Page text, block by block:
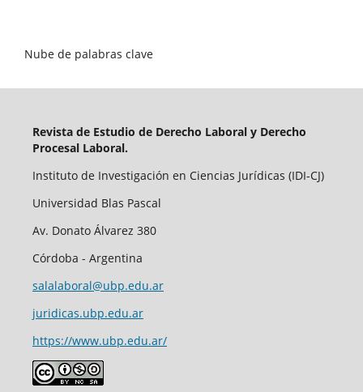
Nube de palabras clave
Revista de Estudio de Derecho Laboral y Derecho
Procesal Laboral.
Instituto de Investigación en Ciencias Jurídicas (IDI-CJ)
Universidad Blas Pascal
Av. Donato Álvarez 380
Córdoba - Argentina
salalaboral@ubp.edu.ar
juridicas.ubp.edu.ar
https://www.ubp.edu.ar/